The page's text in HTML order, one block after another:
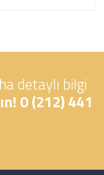
detaylı bilgi
0 (212) 441